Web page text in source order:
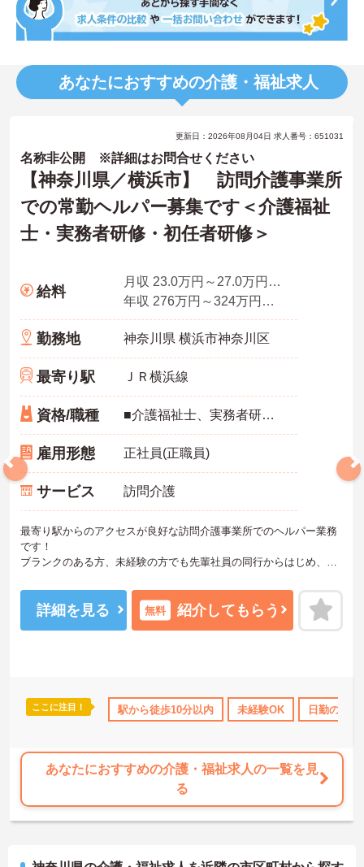
あなたにおすすめの介護・福祉求人
託児所・育児補助 無資格OK 年間休日110日以上
更新日：2026年08月04日 求人番号：651031
名称非公開 ※詳細はお問合せください
【神奈川県／横浜市】 訪問介護事業所
での常勤ヘルパー募集です＜介護福祉
士・実務者研修・初任者研修＞
給料
月収 23.0万円～27.0万円程度（諸手当含む）
年収 276万円～324万円（別途、賞与支給）
勤務地 神奈川県 横浜市神奈川区
最寄り駅 ＪＲ横浜線
資格/職種 ■介護福祉士、実務者研修（ヘルパー1級）、介護職員初任者研修（ヘルパー2級）、介護職員基礎研修のいずれかの資格必須
雇用形態 正社員(正職員)
サービス 訪問介護
最寄り駅からのアクセスが良好な訪問介護事業所でのヘルパー業務
です！
ブランクのある方、未経験の方でも先輩社員の同行からはじめ、丁
ご興味ある方には、面接のポイントなど、さらに詳細をお話致しま
すのでお気軽にご相談ください。
詳細を見る 無料 紹介してもらう
ここに注目！ 駅から徒歩10分以内 未経験OK 日勤のみ
あなたにおすすめの介護・福祉求人の一覧を見
る